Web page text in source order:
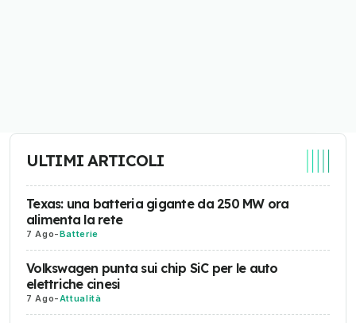
ULTIMI ARTICOLI
Texas: una batteria gigante da 250 MW ora
alimenta la rete
7 Ago-Batterie
Volkswagen punta sui chip SiC per le auto
elettriche cinesi
7 Ago-Attualità